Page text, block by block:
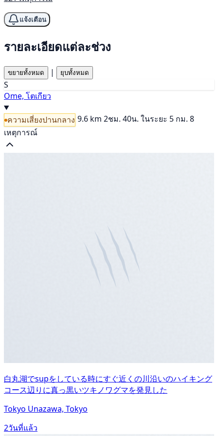
แจ้งเตือน
รายละเอียดแต่ละช่วง
ขยายทั้งหมด | ยุบทั้งหมด
S
Ome, โตเกียว
ความเสี่ยงปานกลาง 9.6 km 2ชม. 40น. ในระยะ 5 กม. 8
เหตุการณ์
白丸湖でsupをしている時にすぐ近くの川沿いのハイキング
コース辺りに真っ黒いツキノワグマを発見した
Tokyo Unazawa, Tokyo
2วันที่แล้ว